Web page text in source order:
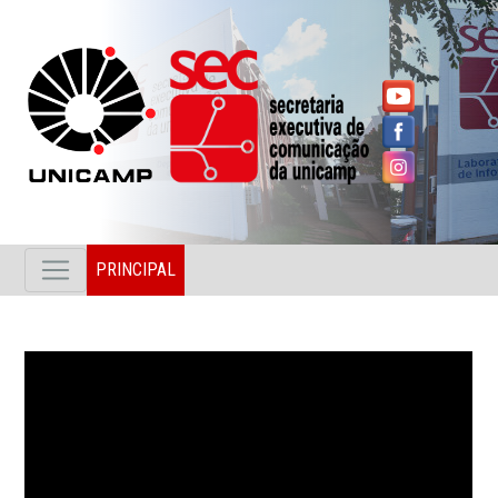
PRINCIPAL